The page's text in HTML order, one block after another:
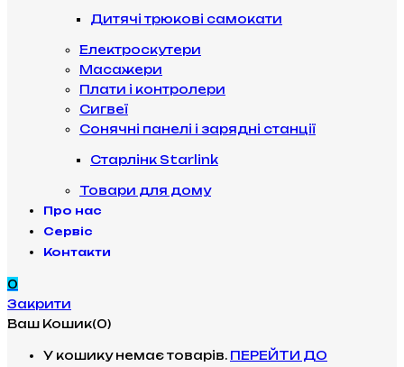
Дитячі трюкові самокати
Електроскутери
Масажери
Плати і контролери
Сигвеї
Сонячні панелі і зарядні станції
Старлінк Starlink
Товари для дому
Про нас
Сервіс
Контакти
0
Закрити
Ваш Кошик(0)
У кошику немає товарів. ПЕРЕЙТИ ДО